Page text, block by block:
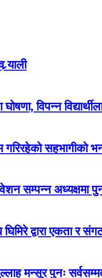
विपन्न
सहभागीको
सम्पन्न अध्यक्षमा
घिमिरे द्वारा एकता र
मन्सूर पुनः